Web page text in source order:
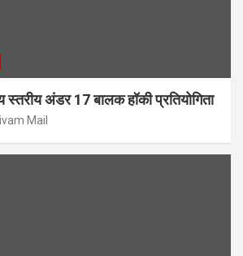
स्तरीय अंडर 17 बालक हॉकी प्रतियोगिता
Mail